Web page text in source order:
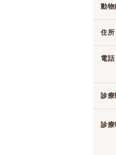
動物
住所
電話
診療
診療